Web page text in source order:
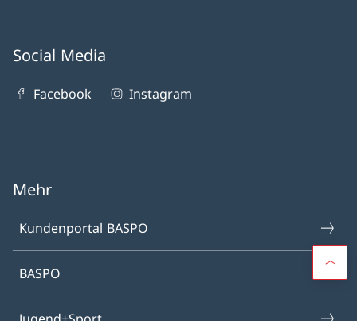
Social Media
Facebook Instagram
Mehr
Kundenportal BASPO
BASPO